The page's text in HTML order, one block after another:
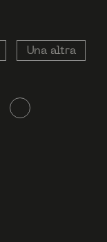
Una altra